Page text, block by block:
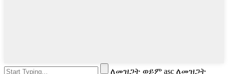
ለመዝጋት ወይም asc ለመዝጋት